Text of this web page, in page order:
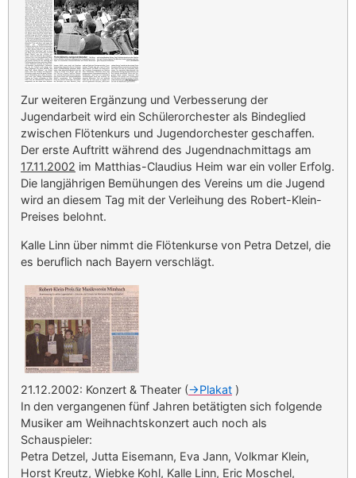
Zur weiteren Ergänzung und Verbesserung der
Jugendarbeit wird ein Schülerorchester als Bindeglied
zwischen Flötenkurs und Jugendorchester geschaffen.
Der erste Auftritt während des Jugendnachmittags am
17.11.2002 im Matthias-Claudius Heim war ein voller Erfolg.
Die langjährigen Bemühungen des Vereins um die Jugend
wird an diesem Tag mit der Verleihung des Robert-Klein-
Preises belohnt.
Kalle Linn über nimmt die Flötenkurse von Petra Detzel, die
es beruflich nach Bayern verschlägt.
21.12.2002: Konzert & Theater (->Plakat )
In den vergangenen fünf Jahren betätigten sich folgende
Musiker am Weihnachtskonzert auch noch als
Schauspieler:
Petra Detzel, Jutta Eisemann, Eva Jann, Volkmar Klein,
Horst Kreutz, Wiebke Kohl, Kalle Linn, Eric Moschel,